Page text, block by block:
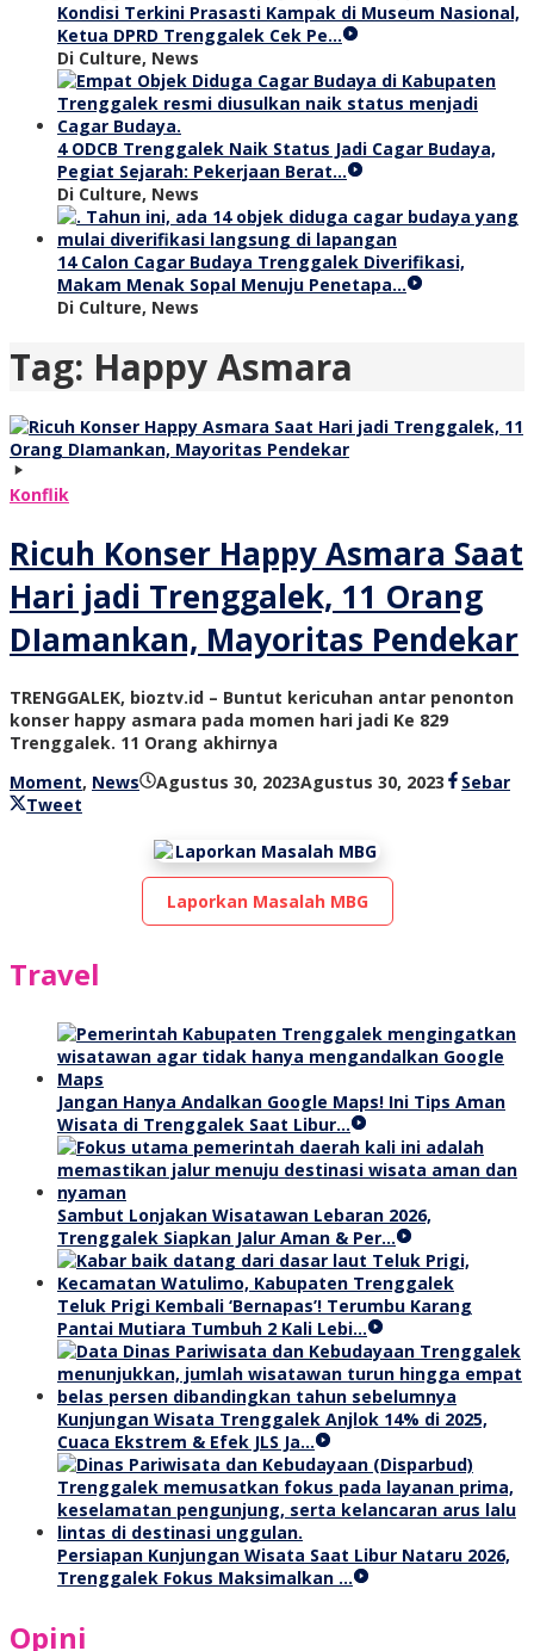
Kondisi Terkini Prasasti Kampak di Museum Nasional,
Ketua DPRD Trenggalek Cek Pe…
Di Culture, News
4 ODCB Trenggalek Naik Status Jadi Cagar Budaya,
Pegiat Sejarah: Pekerjaan Berat…
Di Culture, News
14 Calon Cagar Budaya Trenggalek Diverifikasi,
Makam Menak Sopal Menuju Penetapa…
Di Culture, News
Tag: Happy Asmara
Konflik
Ricuh Konser Happy Asmara Saat
Hari jadi Trenggalek, 11 Orang
DIamankan, Mayoritas Pendekar
TRENGGALEK, bioztv.id – Buntut kericuhan antar penonton
konser happy asmara pada momen hari jadi Ke 829
Trenggalek. 11 Orang akhirnya
Moment, News Agustus 30, 2023Agustus 30, 2023 olehSebar
Tweet
Laporkan Masalah MBG
Travel
Jangan Hanya Andalkan Google Maps! Ini Tips Aman
Wisata di Trenggalek Saat Libur…
Sambut Lonjakan Wisatawan Lebaran 2026,
Trenggalek Siapkan Jalur Aman & Per…
Teluk Prigi Kembali ‘Bernapas’! Terumbu Karang
Pantai Mutiara Tumbuh 2 Kali Lebi…
Kunjungan Wisata Trenggalek Anjlok 14% di 2025,
Cuaca Ekstrem & Efek JLS Ja…
Persiapan Kunjungan Wisata Saat Libur Nataru 2026,
Trenggalek Fokus Maksimalkan …
Opini